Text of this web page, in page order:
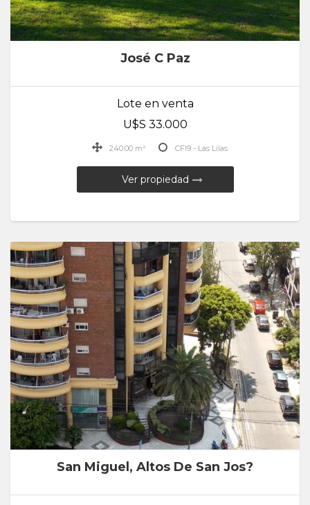
José C Paz
Lote en venta
U$S 33.000
240.00 m² CFI9 - Las Lilas
Ver propiedad
San Miguel, Altos De San Jos?